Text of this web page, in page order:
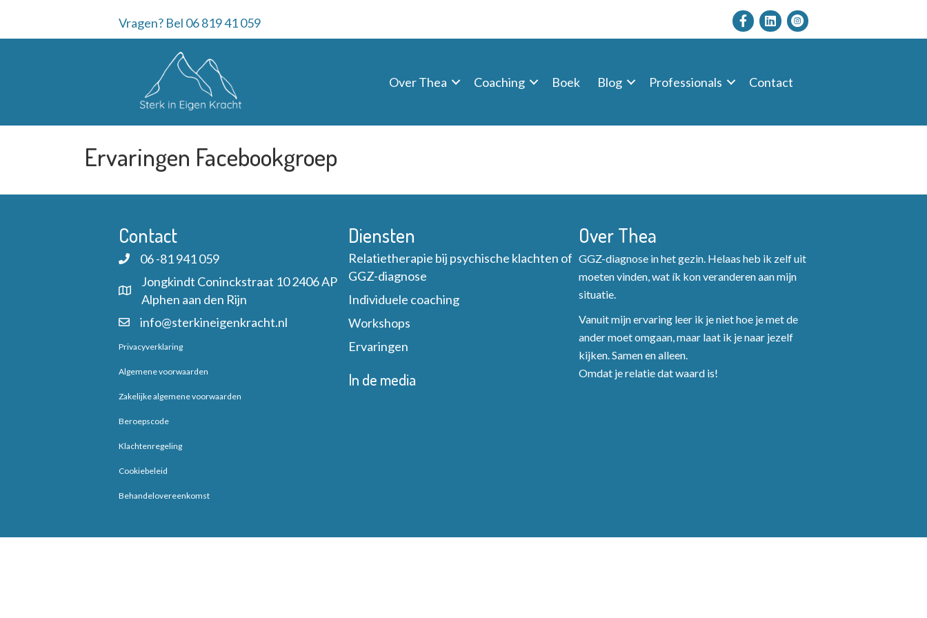
Vragen? Bel 06 819 41 059
Over Thea Coaching Boek Blog Professionals Contact
Ervaringen Facebookgroep
Contact
06 -81 941 059
Jongkindt Coninckstraat 10 2406 AP
Alphen aan den Rijn
info@sterkineigenkracht.nl
Privacyverklaring
Algemene voorwaarden
Zakelijke algemene voorwaarden
Beroepscode
Klachtenregeling
Cookiebeleid
Behandelovereenkomst
Diensten
Relatietherapie bij psychische klachten of
GGZ-diagnose
Individuele coaching
Workshops
Ervaringen
In de media
Over Thea
GGZ-diagnose in het gezin. Helaas heb ik zelf uit
moeten vinden, wat ík kon veranderen aan mijn
situatie.
Vanuit mijn ervaring leer ik je niet hoe je met de
ander moet omgaan, maar laat ik je naar jezelf
kijken. Samen en alleen.
Omdat je relatie dat waard is!